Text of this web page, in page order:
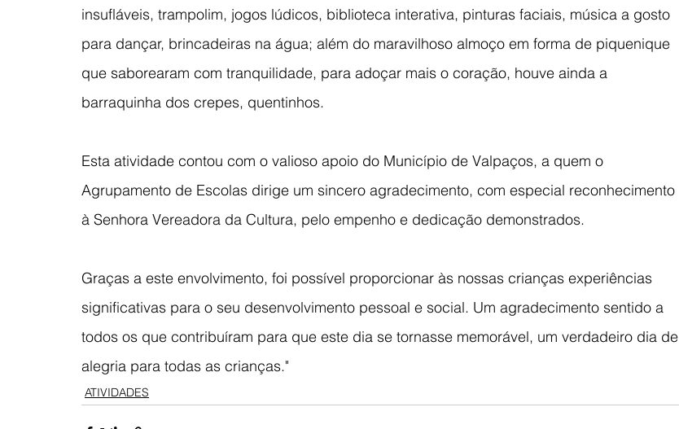
insufláveis, trampolim, jogos lúdicos, biblioteca interativa, pinturas faciais, música a gosto
para dançar, brincadeiras na água; além do maravilhoso almoço em forma de piquenique
que saborearam com tranquilidade, para adoçar mais o coração, houve ainda a
barraquinha dos crepes, quentinhos.
Esta atividade contou com o valioso apoio do Município de Valpaços, a quem o
Agrupamento de Escolas dirige um sincero agradecimento, com especial reconhecimento
à Senhora Vereadora da Cultura, pelo empenho e dedicação demonstrados.
Graças a este envolvimento, foi possível proporcionar às nossas crianças experiências
significativas para o seu desenvolvimento pessoal e social. Um agradecimento sentido a
todos os que contribuíram para que este dia se tornasse memorável, um verdadeiro dia de
alegria para todas as crianças."
ATIVIDADES